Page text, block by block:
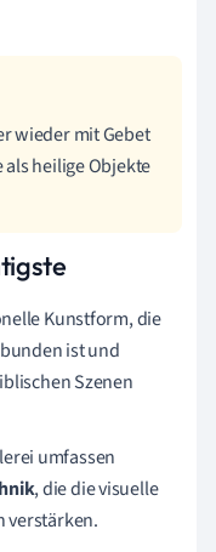
wieder mit Gebet
heilige Objekte
Kunstform, die
ist und
Szenen
umfassen
, die die visuelle
verstärken.